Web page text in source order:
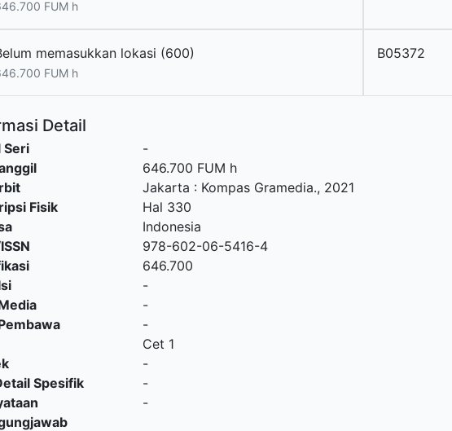
FUM h
memasukkan lokasi (600)
FUM h
B05372
Detail
Seri
-
646.700 FUM h
Jakarta : Kompas Gramedia., 2021
Fisik
Hal 330
Indonesia
978-602-06-5416-4
646.700
-
-
-
Cet 1
-
Spesifik
-
-